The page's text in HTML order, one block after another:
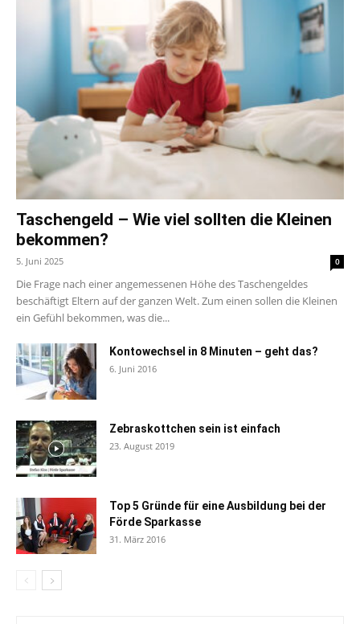
Taschengeld – Wie viel sollten die Kleinen
bekommen?
5. Juni 2025 0
Die Frage nach einer angemessenen Höhe des Taschengeldes
beschäftigt Eltern auf der ganzen Welt. Zum einen sollen die Kleinen
ein Gefühl bekommen, was die...
Kontowechsel in 8 Minuten – geht das?
6. Juni 2016
Zebraskottchen sein ist einfach
23. August 2019
Top 5 Gründe für eine Ausbildung bei der
Förde Sparkasse
31. März 2016